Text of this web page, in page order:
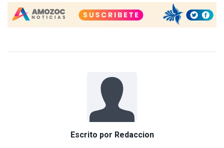
Escrito por Redaccion